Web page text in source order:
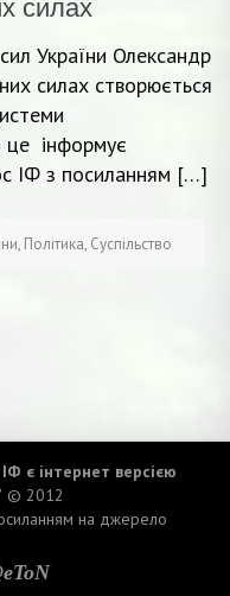
силах
України Олександр
силах створюється
це інформує
ІФ з посиланням […]
, Політика, Суспільство
є інтернет версією
© 2012
на джерело